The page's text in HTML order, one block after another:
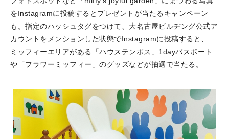
をInstagramに投稿するとプレゼントが当たるキャンペーン
も。指定のハッシュタグをつけて、大名古屋ビルヂング公式ア
カウントをメンションした状態でInstagramに投稿すると、
ミッフィーエリアがある「ハウステンボス」1dayパスポート
や「フラワーミッフィー」のグッズなどが抽選で当たる。